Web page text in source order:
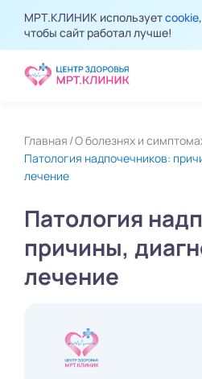
МРТ.КЛИНИК используетcookie,
чтобы сайт работал лучше!
Главная О болезнях и
Патология надпочечников:
лечение
Патология
причины,
лечение